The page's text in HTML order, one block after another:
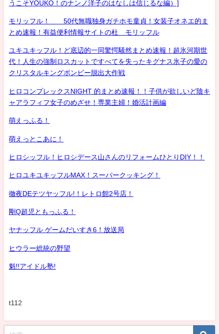
うこそYOUKO！のナンノ洋子のはなしは信じるな編）]
モリッフル！ 50代無職独身ガチホモ童貞！女装子オネエ的ま
とめ速報！有益便利情報サイトの杜 モリッフル
ユキユキッフル！ど底辺的一同驚愕騒然まとめ速報！超氷河期世
代！人生の強制ロスカットですべてを失ったキグナス氷子の愛の
クリスタルキングボンビー脱出大作戦
ヒロコンプレックスNIGHT 的まとめ速報！！子供が欲しいど陰キ
ャアラフィフ女子のめざせ！専業主婦！婚活計画編
萌えっふる！
萌えっとこあに！
ヒロシッフル！ヒロシデース山さんのリフォームひとりDIY！！
ヒロユキユキッフルMAX！スーパークッキング！
徹夜DEテツヤッフル!！レトロ館2号店！
剛Q超児ともっふる！
ヤナッフル ゲームだいすき6！放送局
ヒウラー総統の野望
魁!!アイドル塾!
t112